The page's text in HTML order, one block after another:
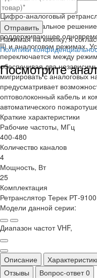
Отправить
Нажимая на кнопку, я
Политики
Посмотрите
Краткое описание
Цифро-аналоговый
профессиональное
поддерживающее
II) и аналоговом режимах.
переключается между
обеспечивая два
мигрировать с аналоговых
предусматривает
оптоволоконный кабель и
автоматического
Краткие характеристики
Рабочие частоты, МГц
400-480
Количество каналов
4
Мощность, Вт
25
Комплектация
Ретранслятор Терек РТ-
Модели данной серии:
Диапазон частот VHF,
Описание
Отзывы
Вопрос-ответ0